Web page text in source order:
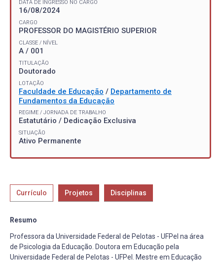
DATA DE INGRESSO NO CARGO
16/08/2024
CARGO
PROFESSOR DO MAGISTÉRIO SUPERIOR
CLASSE / NÍVEL
A / 001
TITULAÇÃO
Doutorado
LOTAÇÃO
Faculdade de Educação / Departamento de
Fundamentos da Educação
REGIME / JORNADA DE TRABALHO
Estatutário / Dedicação Exclusiva
SITUAÇÃO
Ativo Permanente
Currículo Projetos Disciplinas
Resumo
Professora da Universidade Federal de Pelotas - UFPel na área
de Psicologia da Educação. Doutora em Educação pela
Universidade Federal de Pelotas - UFPel. Mestre em Educação